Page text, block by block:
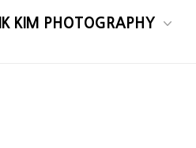
KIM PHOTOGRAPHY